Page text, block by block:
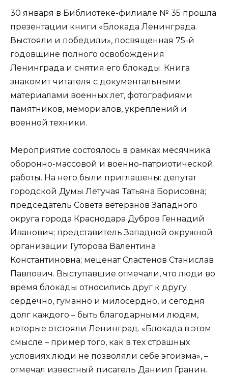
30 января в Библиотеке-филиале № 35 прошла
презентации книги «Блокада Ленинграда.
Выстояли и победили», посвященная 75-й
годовщине полного освобождения
Ленинграда и снятия его блокады. Книга
знакомит читателя с документальными
материалами военных лет, фотографиями
памятников, мемориалов, укреплений и
военной техники.
Мероприятие состоялось в рамках месячника
оборонно-массовой и военно-патриотической
работы. На него были приглашены: депутат
городской Думы Летучая Татьяна Борисовна;
председатель Совета ветеранов Западного
округа города Краснодара Дубров Геннадий
Иванович; представитель Западной окружной
организации Гуторова Валентина
Константиновна; меценат Сластенов Станислав
Павлович. Выступавшие отмечали, что люди во
время блокады относились друг к другу
сердечно, гуманно и милосердно, и сегодня
долг каждого – быть благодарными людям,
которые отстояли Ленинград. «Блокада в этом
смысле – пример того, как в тех страшных
условиях люди не позволяли себе эгоизма», –
отмечал известный писатель Даниил Гранин.